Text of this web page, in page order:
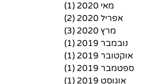
מאי 2020
(1)
אפריל 2020
(2)
מרץ 2020
(3)
נובמבר 2019
(1)
אוקטובר 2019
(1)
ספטמבר 2019
(1)
אוגוסט 2019
(1)